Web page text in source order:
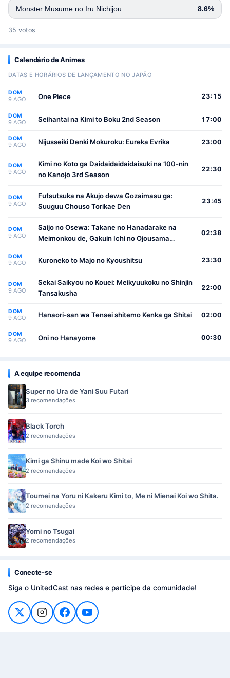
Monster Musume no Iru Nichijou 8.6%
35 votos
Calendário de Animes
DATAS E HORÁRIOS DE LANÇAMENTO NO JAPÃO
DOM
9 AGO One Piece 23:15
DOM
9 AGO Seihantai na Kimi to Boku 2nd Season 17:00
DOM
9 AGO Nijusseiki Denki Mokuroku: Eureka Evrika 23:00
DOM
9 AGO
Kimi no Koto ga Daidaidaidaidaisuki na 100-nin
no Kanojo 3rd Season
22:30
DOM
9 AGO
Futsutsuka na Akujo dewa Gozaimasu ga:
Suuguu Chouso Torikae Den
23:45
DOM
9 AGO
Saijo no Osewa: Takane no Hanadarake na
Meimonkou de, Gakuin Ichi no Ojousama
Osewa suru Koto ni Narimashita
02:38
DOM
9 AGO Kuroneko to Majo no Kyoushitsu 23:30
DOM
9 AGO
Sekai Saikyou no Kouei: Meikyuukoku no Shinjin
Tansakusha
22:00
DOM
9 AGO Hanaori-san wa Tensei shitemo Kenka ga Shitai 02:00
DOM
9 AGO Oni no Hanayome 00:30
A equipe recomenda
Super no Ura de Yani Suu Futari
3 recomendações
Black Torch
2 recomendações
Kimi ga Shinu made Koi wo Shitai
2 recomendações
Toumei na Yoru ni Kakeru Kimi to, Me ni Mienai Koi wo Shita.
2 recomendações
Yomi no Tsugai
2 recomendações
Conecte-se
Siga o UnitedCast nas redes e participe da comunidade!